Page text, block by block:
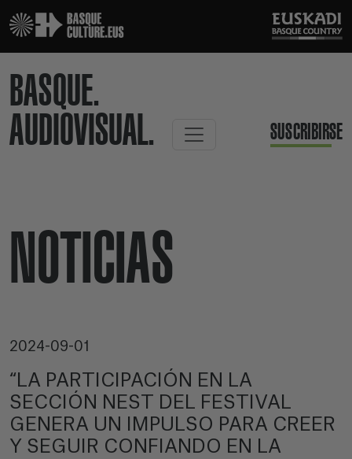
BASQUE.
AUDIOVISUAL.
SUSCRIBIRSE
NOTICIAS
2024-09-01
“LA PARTICIPACIÓN EN LA
SECCIÓN NEST DEL FESTIVAL
GENERA UN IMPULSO PARA CREER
Y SEGUIR CONFIANDO EN LA